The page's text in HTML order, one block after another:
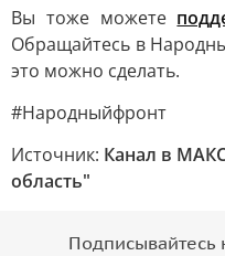
Вы тоже можете
Обращайтесь в
это можно сделать.
#Народныйфронт
Источник: Канал в
область"
Подписывайтесь